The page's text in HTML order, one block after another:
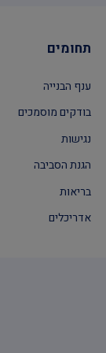
תחומים
ענף הבנייה
בודקים מוסמכים
נגישות
הגנת הסביבה
בריאות
אדריכלים